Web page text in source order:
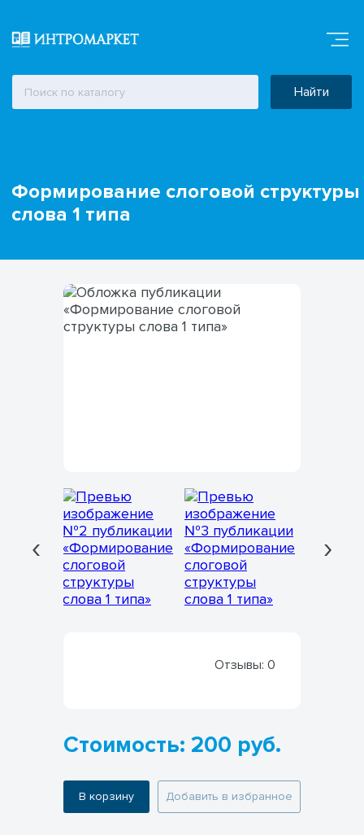
Найти
Формирование слоговой структуры
слова 1 типа
‹ ›
Отзывы: 0
Стоимость: 200 руб.
В корзину Добавить в избранное